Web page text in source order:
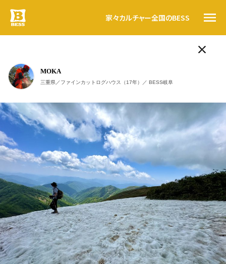
家々カルチャー全国のBESS
トップ
BESSカルチャー
家々
暮らす人
#ログログ
全国のBESS
資料請求
法人の方へ
人気のタグ
LOGWAYだより
BESS栃木
栃木県宇都宮市
tochigi.bess.jp
こんにちは。
#ログログ です。
BESSに暮らす人、BESSではたらく人が
フラットに 、自由に書きこんでいく＃ログログ。
日常を楽しんでいる声や、新しい情報を、
つぎつぎお知らせしていきます。
#ログログを見る
MOKA
三重県／ファインカットログハウス（17年）／ BESS岐阜